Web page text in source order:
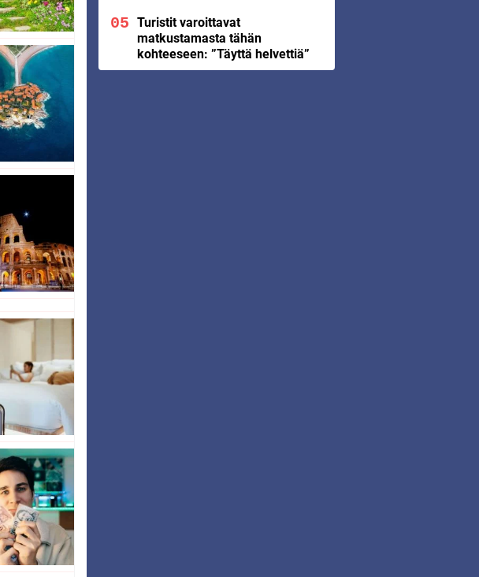
Turistit varoittavat
matkustamasta tähän
kohteeseen: ”Täyttä helvettiä”